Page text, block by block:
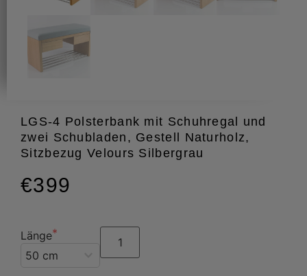
LGS-4 Polsterbank mit Schuhregal und
zwei Schubladen, Gestell Naturholz,
Sitzbezug Velours Silbergrau
€399
Länge